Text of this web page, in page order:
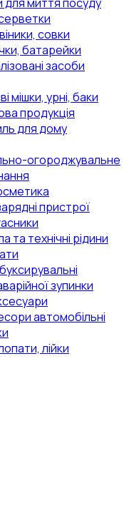
совки
батарейки
засоби
мішки, урні, баки
продукція
для дому
огороджувальне
пристрої
та технічні рідини
зупинки
автомобільні
лійки